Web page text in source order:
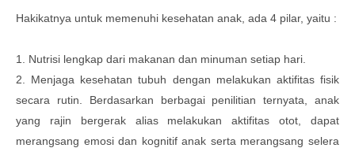
Hakikatnya untuk memenuhi kesehatan anak, ada 4 pilar, yaitu :
1. Nutrisi lengkap dari makanan dan minuman setiap hari.
2. Menjaga kesehatan tubuh dengan melakukan aktifitas fisik
secara rutin. Berdasarkan berbagai penilitian ternyata, anak
yang rajin bergerak alias melakukan aktifitas otot, dapat
merangsang emosi dan kognitif anak serta merangsang selera